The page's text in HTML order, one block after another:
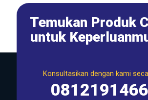
Temukan Produk
untuk
Konsultasikan dengan kami